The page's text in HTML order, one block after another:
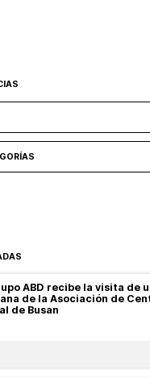
ABD recibe la visita de
de la Asociación de
de Busan